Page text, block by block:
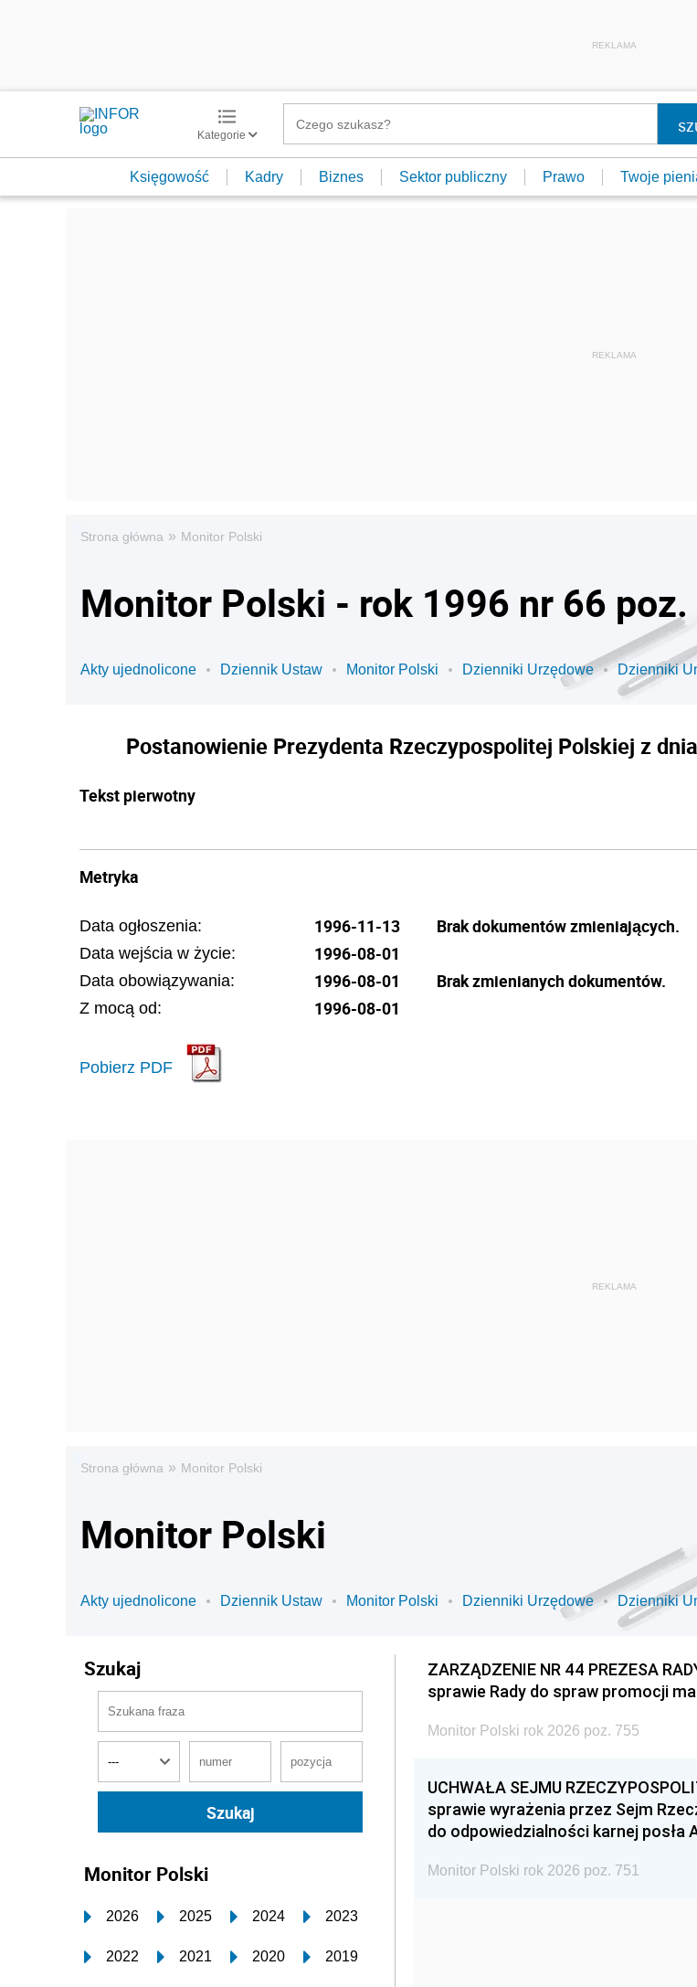
REKLAMA
Kategorie
Księgowość Kadry Biznes Sektor publiczny Prawo Twoje
Strona główna » Monitor Polski
Monitor Polski - rok 1996 nr 66
Akty ujednolicone Dziennik Ustaw Monitor Polski Dzienniki Urzędowe Dzienniki
Postanowienie Prezydenta Rzeczypospolitej Polskiej z
Tekst pierwotny
Metryka
Data ogłoszenia: 1996-11-13
Data wejścia w życie: 1996-08-01
Data obowiązywania: 1996-08-01
Z mocą od: 1996-08-01
Pobierz PDF
Brak dokumentów zmieniających.
Brak zmienianych dokumentów.
Strona główna » Monitor Polski
Monitor Polski
Akty ujednolicone Dziennik Ustaw Monitor Polski Dzienniki Urzędowe Dzienniki
Szukaj
Monitor Polski
2026 2025 2024 2023
2022 2021 2020 2019
ZARZĄDZENIE NR 44 PREZESA
sprawie Rady do spraw promocji
Monitor Polski rok 2026 poz. 755
UCHWAŁA SEJMU
sprawie wyrażenia przez Sejm
do odpowiedzialności karnej posła
Monitor Polski rok 2026 poz. 751